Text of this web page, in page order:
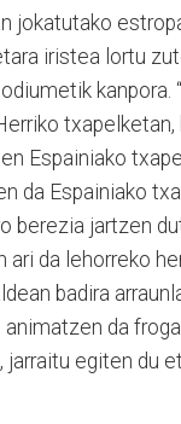
jokatutako
iristea lortu
kanpora.
Espainiako
da Espainiako
berezia jartzen
ari da lehorreko
badira
animatzen da
jarraitu egiten du